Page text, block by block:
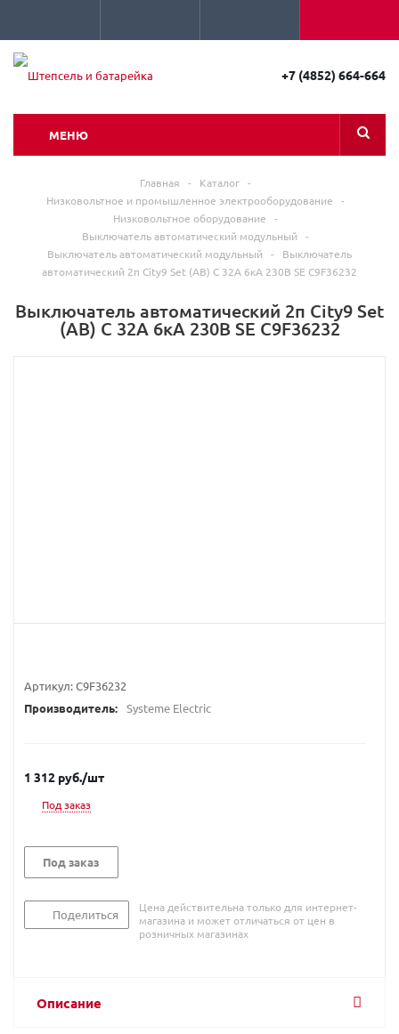
+7 (4852) 664-664
МЕНЮ
Главная - Каталог -
Низковольтное и промышленное электрооборудование
-
Низковольтное оборудование
-
Выключатель автоматический модульный
-
Выключатель автоматический модульный
-
Выключатель
автоматический 2п City9 Set (АВ) С 32А 6кА 230В SE C9F36232
Выключатель автоматический 2п City9 Set
(АВ) С 32А 6кА 230В SE C9F36232
Артикул:C9F36232
Производитель: Systeme Electric
1 312 руб./шт
Под заказ
Под заказ
Поделиться
Цена действительна только для интернет-
магазина и может отличаться от цен в
розничных магазинах
Описание